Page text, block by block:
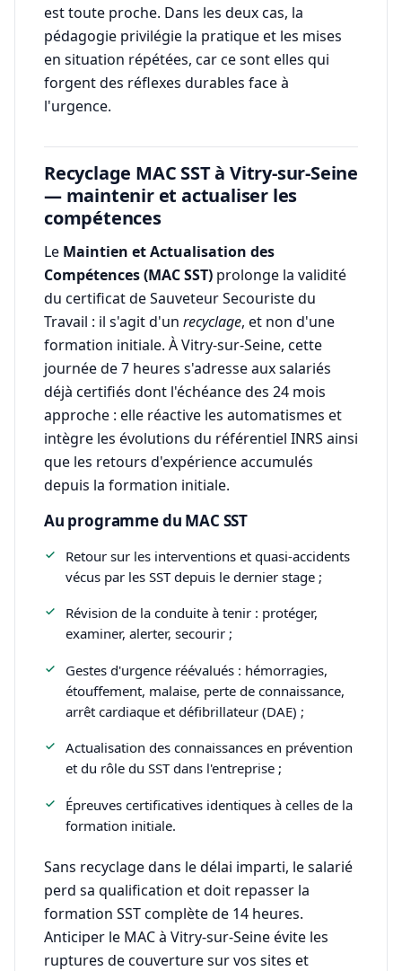
est toute proche. Dans les deux cas, la
pédagogie privilégie la pratique et les mises
en situation répétées, car ce sont elles qui
forgent des réflexes durables face à
l'urgence.
Recyclage MAC SST à Vitry-sur-Seine
— maintenir et actualiser les
compétences
Le Maintien et Actualisation des
Compétences (MAC SST) prolonge la validité
du certificat de Sauveteur Secouriste du
Travail : il s'agit d'un recyclage, et non d'une
formation initiale. À Vitry-sur-Seine, cette
journée de 7 heures s'adresse aux salariés
déjà certifiés dont l'échéance des 24 mois
approche : elle réactive les automatismes et
intègre les évolutions du référentiel INRS ainsi
que les retours d'expérience accumulés
depuis la formation initiale.
Au programme du MAC SST
Retour sur les interventions et quasi-accidents
vécus par les SST depuis le dernier stage ;
Révision de la conduite à tenir : protéger,
examiner, alerter, secourir ;
Gestes d'urgence réévalués : hémorragies,
étouffement, malaise, perte de connaissance,
arrêt cardiaque et défibrillateur (DAE) ;
Actualisation des connaissances en prévention
et du rôle du SST dans l'entreprise ;
Épreuves certificatives identiques à celles de la
formation initiale.
Sans recyclage dans le délai imparti, le salarié
perd sa qualification et doit repasser la
formation SST complète de 14 heures.
Anticiper le MAC à Vitry-sur-Seine évite les
ruptures de couverture sur vos sites et